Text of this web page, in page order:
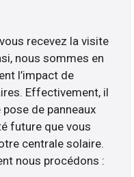
recevez la visite
nous sommes en
l’impact de
Effectivement, il
de panneaux
future que vous
centrale solaire.
nous procédons :